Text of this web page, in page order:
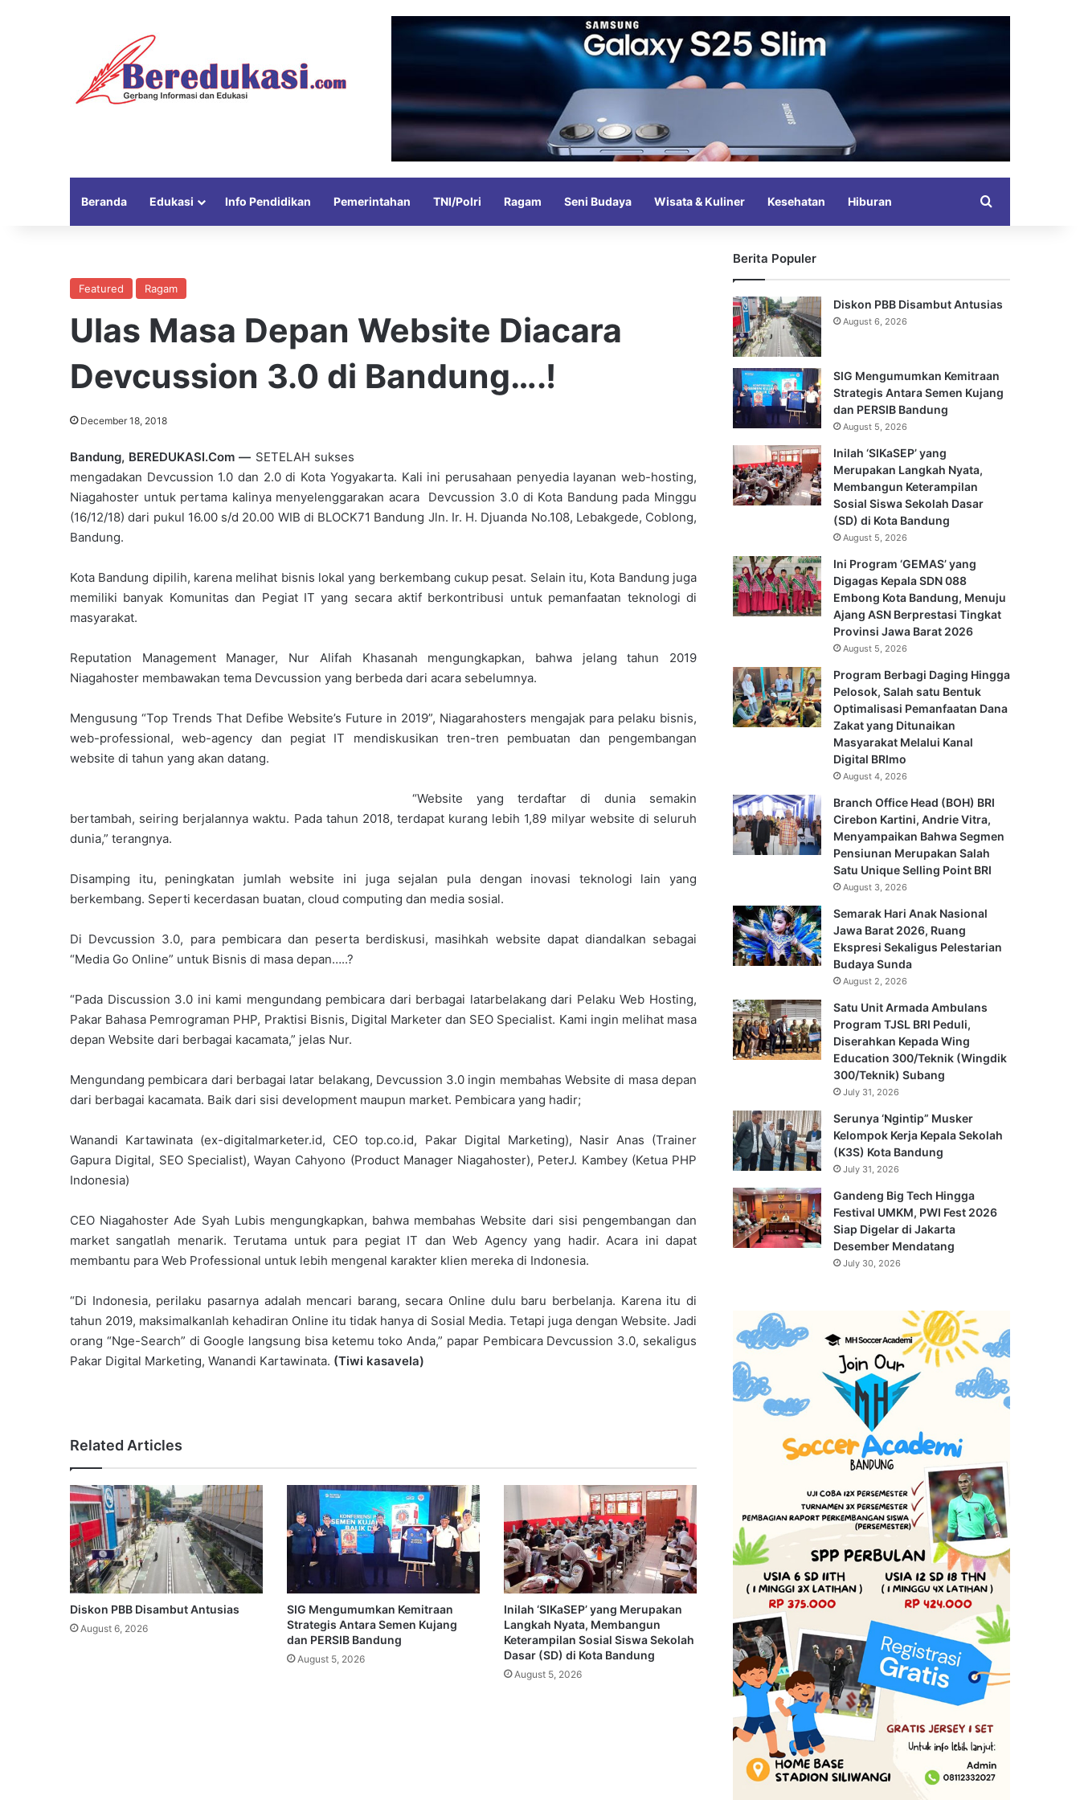
Beranda Edukasi Info Pendidikan Pemerintahan TNI/Polri Ragam Seni Budaya Wisata & Kuliner Kesehatan Hiburan
Featured Ragam
Ulas Masa Depan Website Diacara
Devcussion 3.0 di Bandung….!
December 18, 2018
Bandung, BEREDUKASI.Com — SETELAH sukses
mengadakan Devcussion 1.0 dan 2.0 di Kota Yogyakarta. Kali ini perusahaan penyedia layanan web-hosting,
Niagahoster untuk pertama kalinya menyelenggarakan acara Devcussion 3.0 di Kota Bandung pada Minggu
(16/12/18) dari pukul 16.00 s/d 20.00 WIB di BLOCK71 Bandung Jln. Ir. H. Djuanda No.108, Lebakgede, Coblong,
Bandung.
Kota Bandung dipilih, karena melihat bisnis lokal yang berkembang cukup pesat. Selain itu, Kota Bandung juga
memiliki banyak Komunitas dan Pegiat IT yang secara aktif berkontribusi untuk pemanfaatan teknologi di
masyarakat.
Reputation Management Manager, Nur Alifah Khasanah mengungkapkan, bahwa jelang tahun 2019
Niagahoster membawakan tema Devcussion yang berbeda dari acara sebelumnya.
Mengusung “Top Trends That Defibe Website’s Future in 2019”, Niagarahosters mengajak para pelaku bisnis,
web-professional, web-agency dan pegiat IT mendiskusikan tren-tren pembuatan dan pengembangan
website di tahun yang akan datang.
“Website yang terdaftar di dunia semakin
bertambah, seiring berjalannya waktu. Pada tahun 2018, terdapat kurang lebih 1,89 milyar website di seluruh
dunia,” terangnya.
Disamping itu, peningkatan jumlah website ini juga sejalan pula dengan inovasi teknologi lain yang
berkembang. Seperti kecerdasan buatan, cloud computing dan media sosial.
Di Devcussion 3.0, para pembicara dan peserta berdiskusi, masihkah website dapat diandalkan sebagai
“Media Go Online” untuk Bisnis di masa depan…..?
“Pada Discussion 3.0 ini kami mengundang pembicara dari berbagai latarbelakang dari Pelaku Web Hosting,
Pakar Bahasa Pemrograman PHP, Praktisi Bisnis, Digital Marketer dan SEO Specialist. Kami ingin melihat masa
depan Website dari berbagai kacamata,” jelas Nur.
Mengundang pembicara dari berbagai latar belakang, Devcussion 3.0 ingin membahas Website di masa depan
dari berbagai kacamata. Baik dari sisi development maupun market. Pembicara yang hadir;
Wanandi Kartawinata (ex-digitalmarketer.id, CEO top.co.id, Pakar Digital Marketing), Nasir Anas (Trainer
Gapura Digital, SEO Specialist), Wayan Cahyono (Product Manager Niagahoster), PeterJ. Kambey (Ketua PHP
Indonesia)
CEO Niagahoster Ade Syah Lubis mengungkapkan, bahwa membahas Website dari sisi pengembangan dan
market sangatlah menarik. Terutama untuk para pegiat IT dan Web Agency yang hadir. Acara ini dapat
membantu para Web Professional untuk lebih mengenal karakter klien mereka di Indonesia.
“Di Indonesia, perilaku pasarnya adalah mencari barang, secara Online dulu baru berbelanja. Karena itu di
tahun 2019, maksimalkanlah kehadiran Online itu tidak hanya di Sosial Media. Tetapi juga dengan Website. Jadi
orang “Nge-Search” di Google langsung bisa ketemu toko Anda,” papar Pembicara Devcussion 3.0, sekaligus
Pakar Digital Marketing, Wanandi Kartawinata. (Tiwi kasavela)
Related Articles
Diskon PBB Disambut Antusias
August 6, 2026
SIG Mengumumkan Kemitraan
Strategis Antara Semen Kujang
dan PERSIB Bandung
August 5, 2026
Inilah ‘SIKaSEP’ yang Merupakan
Langkah Nyata, Membangun
Keterampilan Sosial Siswa Sekolah
Dasar (SD) di Kota Bandung
August 5, 2026
Berita Populer
Diskon PBB Disambut Antusias
August 6, 2026
SIG Mengumumkan Kemitraan
Strategis Antara Semen Kujang
dan PERSIB Bandung
August 5, 2026
Inilah ‘SIKaSEP’ yang
Merupakan Langkah Nyata,
Membangun Keterampilan
Sosial Siswa Sekolah Dasar
(SD) di Kota Bandung
August 5, 2026
Ini Program ‘GEMAS’ yang
Digagas Kepala SDN 088
Embong Kota Bandung, Menuju
Ajang ASN Berprestasi Tingkat
Provinsi Jawa Barat 2026
August 5, 2026
Program Berbagi Daging Hingga
Pelosok, Salah satu Bentuk
Optimalisasi Pemanfaatan Dana
Zakat yang Ditunaikan
Masyarakat Melalui Kanal
Digital BRImo
August 4, 2026
Branch Office Head (BOH) BRI
Cirebon Kartini, Andrie Vitra,
Menyampaikan Bahwa Segmen
Pensiunan Merupakan Salah
Satu Unique Selling Point BRI
August 3, 2026
Semarak Hari Anak Nasional
Jawa Barat 2026, Ruang
Ekspresi Sekaligus Pelestarian
Budaya Sunda
August 2, 2026
Satu Unit Armada Ambulans
Program TJSL BRI Peduli,
Diserahkan Kepada Wing
Education 300/Teknik (Wingdik
300/Teknik) Subang
July 31, 2026
Serunya ‘Ngintip” Musker
Kelompok Kerja Kepala Sekolah
(K3S) Kota Bandung
July 31, 2026
Gandeng Big Tech Hingga
Festival UMKM, PWI Fest 2026
Siap Digelar di Jakarta
Desember Mendatang
July 30, 2026